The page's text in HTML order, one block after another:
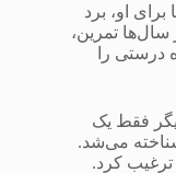
او، برد
سال‌ها تمرین،
درستی را
فقط یک
شناخته می‌شد.
ترغیب کرد.